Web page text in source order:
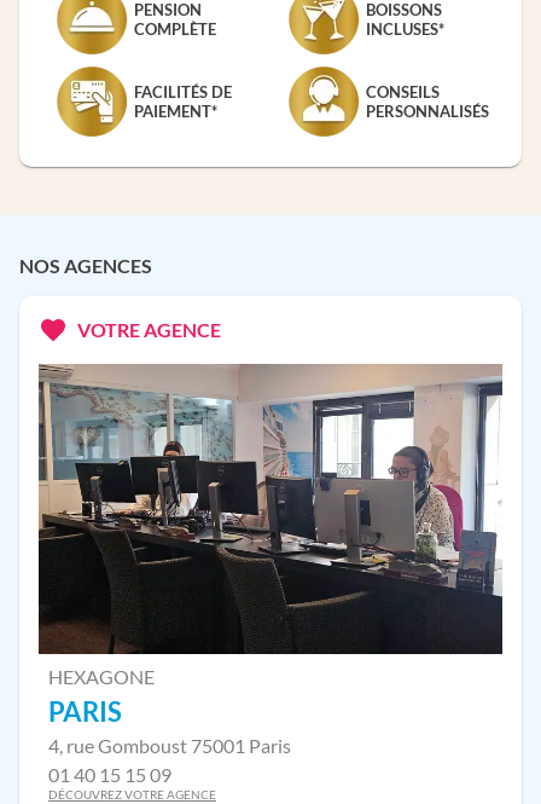
PENSION
COMPLÈTE
BOISSONS
INCLUSES*
FACILITÉS DE
PAIEMENT*
CONSEILS
PERSONNALISÉS
NOS AGENCES
VOTRE AGENCE
HEXAGONE
PARIS
4, rue Gomboust 75001 Paris
01 40 15 15 09
DÉCOUVREZ VOTRE AGENCE